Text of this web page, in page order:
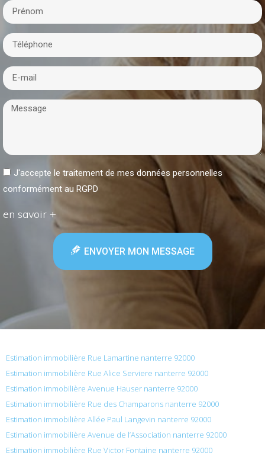
J'accepte le traitement de mes données personnelles
conformément au RGPD
en savoir +
ENVOYER MON MESSAGE
Estimation immobilière Rue Lamartine nanterre 92000
Estimation immobilière Rue Alice Serviere nanterre 92000
Estimation immobilière Avenue Hauser nanterre 92000
Estimation immobilière Rue des Champarons nanterre 92000
Estimation immobilière Allée Paul Langevin nanterre 92000
Estimation immobilière Avenue de l’Association nanterre 92000
Estimation immobilière Rue Victor Fontaine nanterre 92000